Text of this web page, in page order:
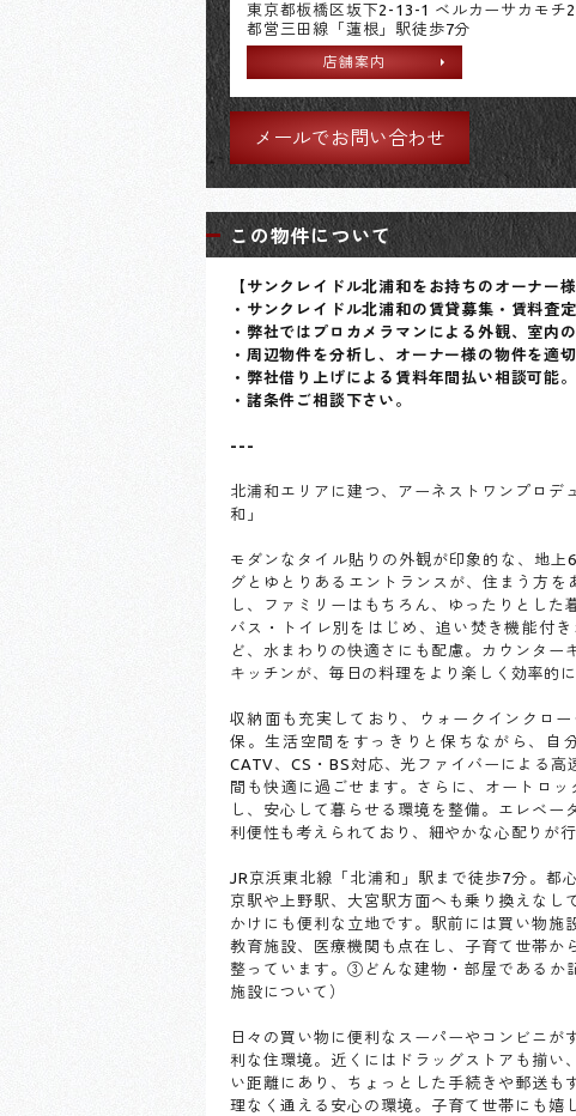
東京都板橋区坂下2-13-1 ベルカーサカモチ
都営三田線「蓮根」駅徒歩7分
店舗案内
メールでお問い合わせ
この物件について
【サンクレイドル北浦和をお持ちのオーナー様
・サンクレイドル北浦和の賃貸募集・賃料査
・弊社ではプロカメラマンによる外観、室内
・周辺物件を分析し、オーナー様の物件を適
・弊社借り上げによる賃料年間払い相談可能。
・諸条件ご相談下さい。
---
北浦和エリアに建つ、アーネストワンプロデ
和」
モダンなタイル貼りの外観が印象的な、地
グとゆとりあるエントランスが、住まう方を
し、ファミリーはもちろん、ゆったりとし
バス・トイレ別をはじめ、追い焚き機能付
ど、水まわりの快適さにも配慮。カウンタ
キッチンが、毎日の料理をより楽しく効率的に
収納面も充実しており、ウォークインクロ
保。生活空間をすっきりと保ちながら、自
CATV、CS・BS対応、光ファイバーによる
間も快適に過ごせます。さらに、オートロ
し、安心して暮らせる環境を整備。エレベ
利便性も考えられており、細やかな心配りが
JR京浜東北線「北浦和」駅まで徒歩7分。都
京駅や上野駅、大宮駅方面へも乗り換えなし
かけにも便利な立地です。駅前には買い物施
教育施設、医療機関も点在し、子育て世帯か
整っています。③どんな建物・部屋であるか
施設について）
日々の買い物に便利なスーパーやコンビニ
利な住環境。近くにはドラッグストアも揃い
い距離にあり、ちょっとした手続きや郵送
理なく通える安心の環境。子育て世帯にも嬉